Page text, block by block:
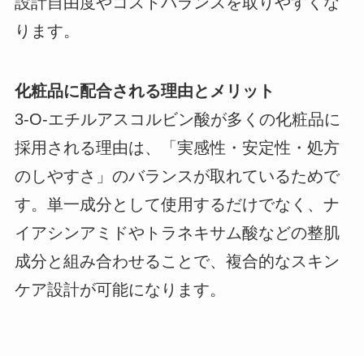
ります。
化粧品に配合される理由とメリット
3-O-エチルアスコルビン酸が多くの化粧品に
採用される理由は、「実感性・安定性・処方
のしやすさ」のバランスが取れているためで
す。単一成分として使用するだけでなく、ナ
イアシンアミドやトラネキサム酸などの整肌
成分と組み合わせることで、複合的なスキン
ケア設計が可能になります。